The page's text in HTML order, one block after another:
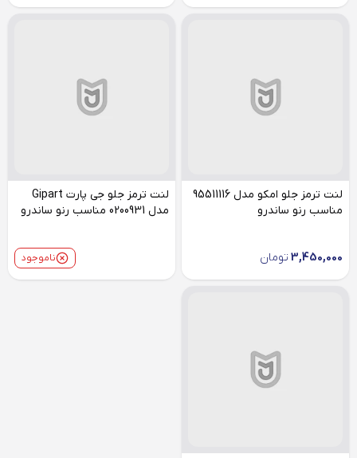
لنت ترمز جلو امکو مدل 95511116
مناسب رنو ساندرو
3,450,000 تومان
لنت ترمز جلو جی پارت Gipart
مدل 0200931 مناسب رنو ساندرو
ناموجود